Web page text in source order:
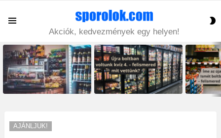
Akciók, kedvezmények egy helyen!
LATEST
STORIES
AJÁNLJUK!